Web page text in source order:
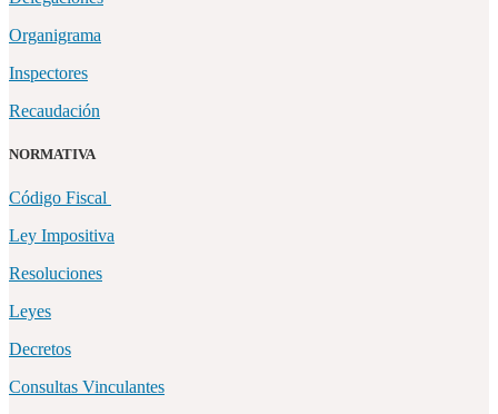
Organigrama
Inspectores
Recaudación
NORMATIVA
Código Fiscal
Ley Impositiva
Resoluciones
Leyes
Decretos
Consultas Vinculantes